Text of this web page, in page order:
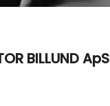
BILLUND ApS